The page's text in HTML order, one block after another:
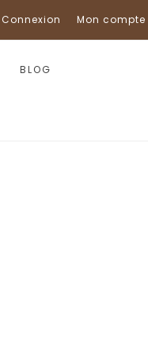
Connexion Mon compte
BLOG